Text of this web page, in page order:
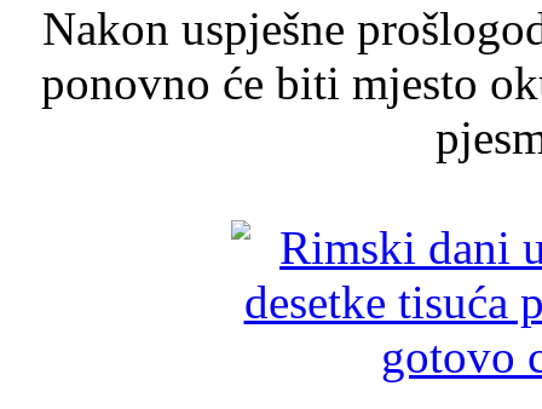
Nakon uspješne
ponovno će biti mjesto